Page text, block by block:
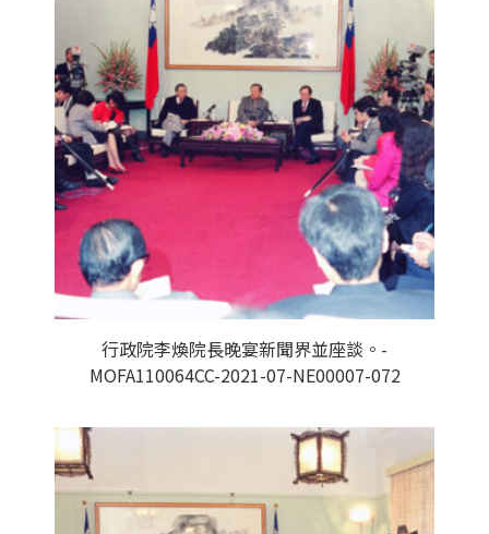
行政院李煥院長晚宴新聞界並座談。-
MOFA110064CC-2021-07-NE00007-072